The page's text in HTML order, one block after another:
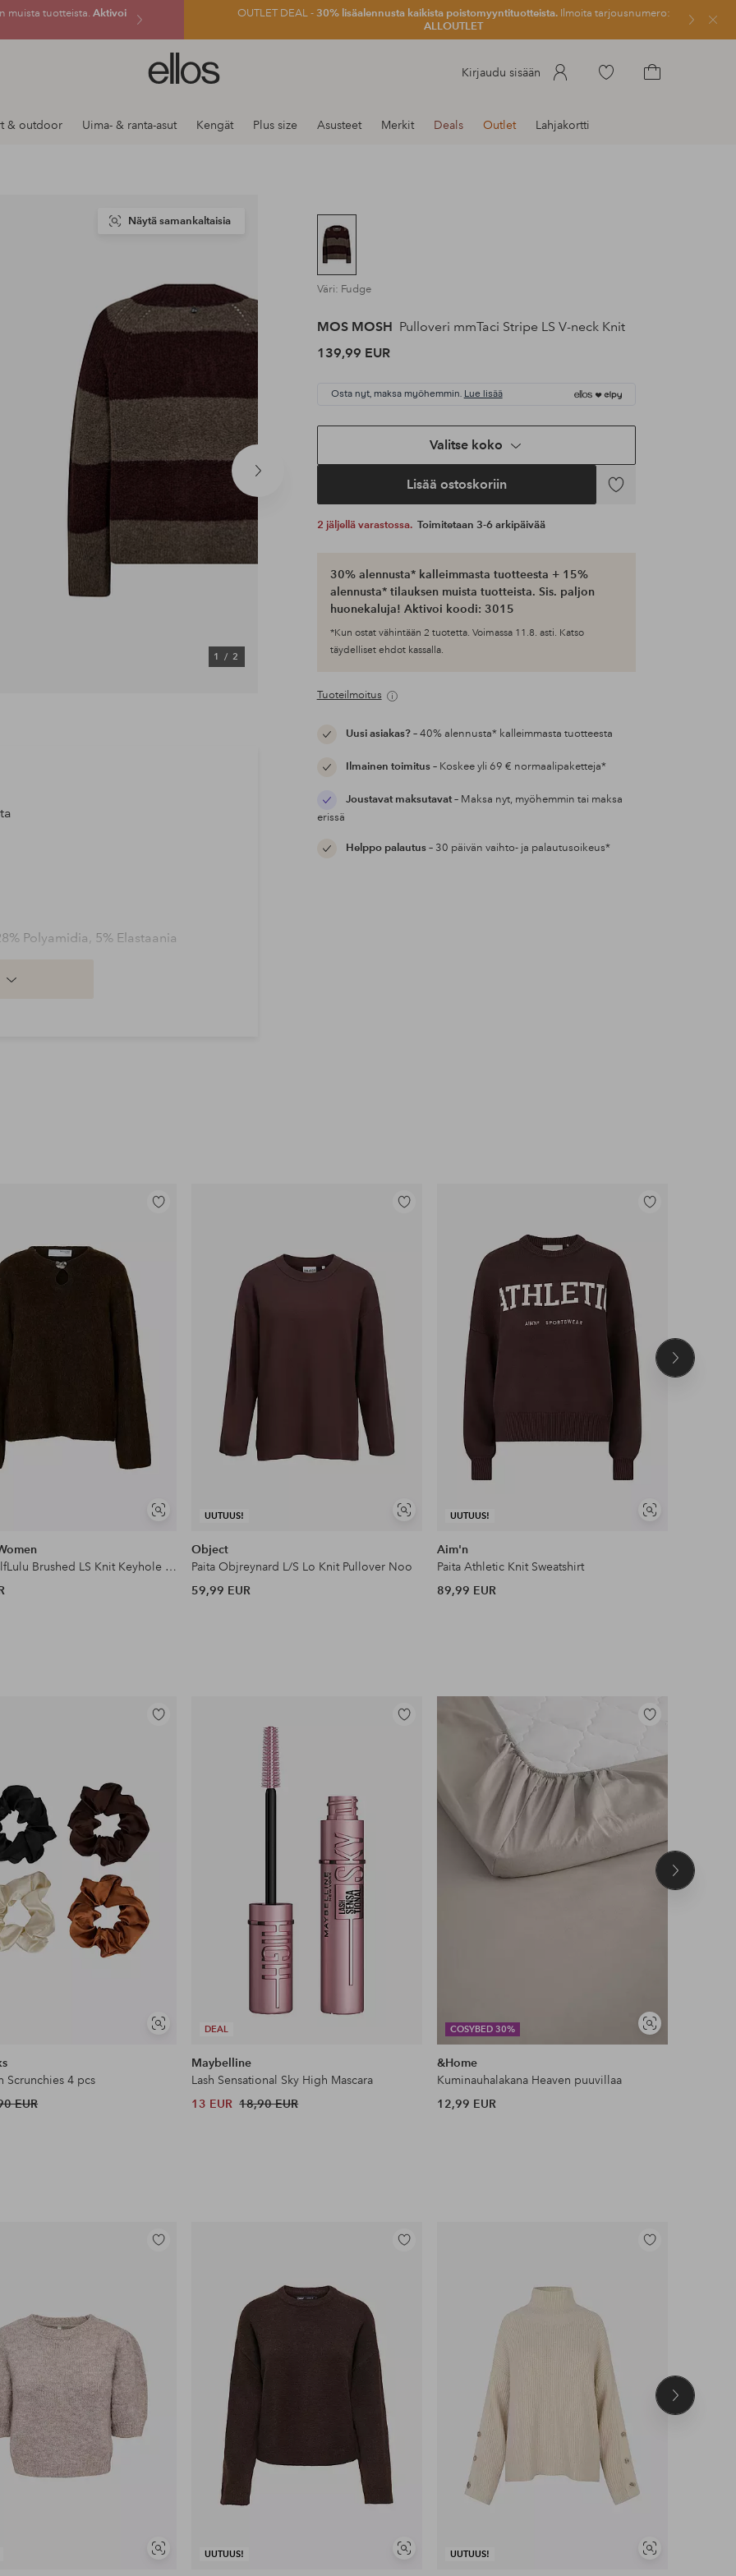
muista tuotteista. Aktivoi
OUTLET DEAL -30% lisäalennusta kaikista poistomyyntituotteista.Ilmoita tarjousnumero:
ALLOUTLET
Sulje
Ellos-
logo
siirry
Kirjaudu sisään
Siirry
& outdoor Uima- & ranta-asut Kengät Plus size Asusteet Merkit Deals Outlet Lahjakortti
Seuraava
tuote
1/ 2
Näytä samankaltaisia
Väri: Fudge
MOS MOSH Pulloveri mmTaci Stripe LS V-neck Knit
139,99 EUR
Osta nyt, maksa myöhemmin. Lue lisää
Valitse koko
Lisää ostoskoriin
Lisää
2 jäljellä varastossa. Toimitetaan 3-6 arkipäivää
30% alennusta* kalleimmasta tuotteesta + 15%
alennusta* tilauksen muista tuotteista. Sis. paljon
huonekaluja! Aktivoi koodi: 3015
*Kun ostat vähintään 2 tuotetta. Voimassa 11.8. asti. Katso
täydelliset ehdot kassalla.
Tuoteilmoitus
Uusi asiakas?– 40% alennusta* kalleimmasta tuotteesta
Ilmainen toimitus– Koskee yli 69 € normaalipaketteja*
Joustavat maksutavat– Maksa nyt, myöhemmin tai maksa
erissä
Helppo palautus– 30 päivän vaihto- ja palautusoikeus*
Polyamidia, 5% Elastaania
Näytä
Lisää
Pulloveri slfLulu Brushed LS Knit Keyhole O-n
UUTUUS!
Näytä
Lisää
Object
Paita Objreynard L/S Lo Knit Pullover Noo
59,99 EUR
UUTUUS!
Näytä
Lisää
Aim'n
Paita Athletic Knit Sweatshirt
89,99 EUR
Seuraava
Näytä
Lisää
Scrunchies 4 pcs
EUR
DEAL
Lisää
Maybelline
Lash Sensational Sky High Mascara
13 EUR 18,90 EUR
COSYBED 30%
Näytä
samankaltaisia
Lisää
&Home
Kuminauhalakana Heaven puuvillaa
12,99 EUR
Seuraava
Näytä
Lisää
UUTUUS!
Näytä
Lisää
UUTUUS!
Näytä
Lisää
Seuraava